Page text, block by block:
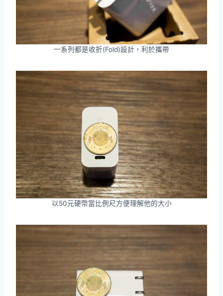
一系列都是收折(Fold)設計，利於攜帶
以50元硬幣當比例尺方便理解他的大小